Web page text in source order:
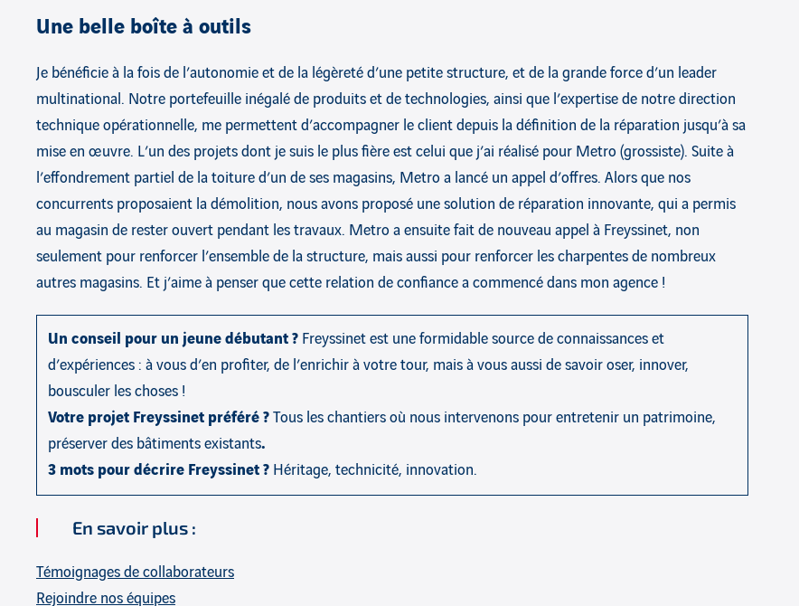
Une belle boîte à outils
Je bénéficie à la fois de l’autonomie et de la légèreté d’une petite structure, et de la grande force d’un leader
multinational. Notre portefeuille inégalé de produits et de technologies, ainsi que l’expertise de notre direction
technique opérationnelle, me permettent d’accompagner le client depuis la définition de la réparation jusqu’à sa
mise en œuvre. L’un des projets dont je suis le plus fière est celui que j’ai réalisé pour Metro (grossiste). Suite à
l’effondrement partiel de la toiture d’un de ses magasins, Metro a lancé un appel d’offres. Alors que nos
concurrents proposaient la démolition, nous avons proposé une solution de réparation innovante, qui a permis
au magasin de rester ouvert pendant les travaux. Metro a ensuite fait de nouveau appel à Freyssinet, non
seulement pour renforcer l’ensemble de la structure, mais aussi pour renforcer les charpentes de nombreux
autres magasins. Et j’aime à penser que cette relation de confiance a commencé dans mon agence !
Un conseil pour un jeune débutant ? Freyssinet est une formidable source de connaissances et
d’expériences : à vous d’en profiter, de l’enrichir à votre tour, mais à vous aussi de savoir oser, innover,
bousculer les choses !
Votre projet Freyssinet préféré ? Tous les chantiers où nous intervenons pour entretenir un patrimoine,
préserver des bâtiments existants.
3 mots pour décrire Freyssinet ? Héritage, technicité, innovation.
En savoir plus :
Témoignages de collaborateurs
Rejoindre nos équipes